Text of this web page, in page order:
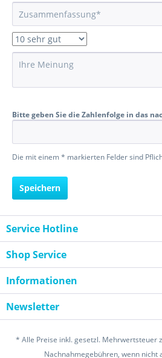
Bitte geben Sie die Zahlenfolge in das
Die mit einem * markierten Felder sind
Speichern
Service Hotline
Shop Service
Informationen
Newsletter
* Alle Preise inkl. gesetzl. Mehrwertsteuer
Nachnahmegebühren, wenn nicht